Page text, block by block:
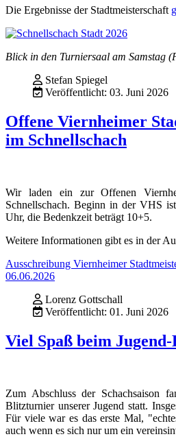
Die Ergebnisse der Stadtmeisterschaft
Blick in den Turniersaal am Samstag
Stefan Spiegel
Veröffentlicht: 03. Juni 2026
Offene Viernheimer
im Schnellschach
Wir laden ein zur Offenen
Schnellschach. Beginn in der VHS
Uhr, die Bedenkzeit beträgt 10+5.
Weitere Informationen gibt es in der
Ausschreibung Viernheimer
06.06.2026
Lorenz Gottschall
Veröffentlicht: 01. Juni 2026
Viel Spaß beim
Zum Abschluss der Schachsaison
Blitzturnier unserer Jugend statt.
Für viele war es das erste Mal,
auch wenn es sich nur um ein